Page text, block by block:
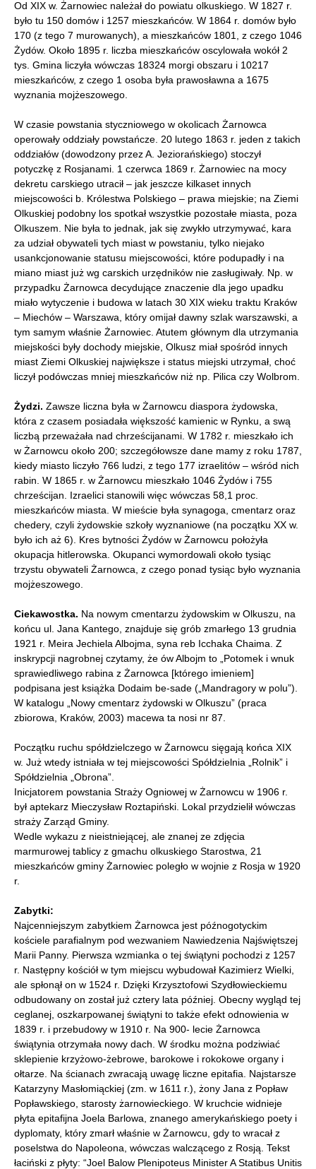
Od XIX w. Żarnowiec należał do powiatu olkuskiego. W 1827 r.
było tu 150 domów i 1257 mieszkańców. W 1864 r. domów było
170 (z tego 7 murowanych), a mieszkańców 1801, z czego 1046
Żydów. Około 1895 r. liczba mieszkańców oscylowała wokół 2
tys. Gmina liczyła wówczas 18324 morgi obszaru i 10217
mieszkańców, z czego 1 osoba była prawosławna a 1675
wyznania mojżeszowego.
W czasie powstania styczniowego w okolicach Żarnowca
operowały oddziały powstańcze. 20 lutego 1863 r. jeden z takich
oddziałów (dowodzony przez A. Jeziorańskiego) stoczył
potyczkę z Rosjanami. 1 czerwca 1869 r. Żarnowiec na mocy
dekretu carskiego utracił – jak jeszcze kilkaset innych
miejscowości b. Królestwa Polskiego – prawa miejskie; na Ziemi
Olkuskiej podobny los spotkał wszystkie pozostałe miasta, poza
Olkuszem. Nie była to jednak, jak się zwykło utrzymywać, kara
za udział obywateli tych miast w powstaniu, tylko niejako
usankcjonowanie statusu miejscowości, które podupadły i na
miano miast już wg carskich urzędników nie zasługiwały. Np. w
przypadku Żarnowca decydujące znaczenie dla jego upadku
miało wytyczenie i budowa w latach 30 XIX wieku traktu Kraków
– Miechów – Warszawa, który omijał dawny szlak warszawski, a
tym samym właśnie Żarnowiec. Atutem głównym dla utrzymania
miejskości były dochody miejskie, Olkusz miał spośród innych
miast Ziemi Olkuskiej największe i status miejski utrzymał, choć
liczył podówczas mniej mieszkańców niż np. Pilica czy Wolbrom.
Żydzi. Zawsze liczna była w Żarnowcu diaspora żydowska,
która z czasem posiadała większość kamienic w Rynku, a swą
liczbą przeważała nad chrześcijanami. W 1782 r. mieszkało ich
w Żarnowcu około 200; szczegółowsze dane mamy z roku 1787,
kiedy miasto liczyło 766 ludzi, z tego 177 izraelitów – wśród nich
rabin. W 1865 r. w Żarnowcu mieszkało 1046 Żydów i 755
chrześcijan. Izraelici stanowili więc wówczas 58,1 proc.
mieszkańców miasta. W mieście była synagoga, cmentarz oraz
chedery, czyli żydowskie szkoły wyznaniowe (na początku XX w.
było ich aż 6). Kres bytności Żydów w Żarnowcu położyła
okupacja hitlerowska. Okupanci wymordowali około tysiąc
trzystu obywateli Żarnowca, z czego ponad tysiąc było wyznania
mojżeszowego.
Ciekawostka. Na nowym cmentarzu żydowskim w Olkuszu, na
końcu ul. Jana Kantego, znajduje się grób zmarłego 13 grudnia
1921 r. Meira Jechiela Albojma, syna reb Icchaka Chaima. Z
inskrypcji nagrobnej czytamy, że ów Albojm to „Potomek i wnuk
sprawiedliwego rabina z Żarnowca [którego imieniem]
podpisana jest książka Dodaim be-sade („Mandragory w polu”).
W katalogu „Nowy cmentarz żydowski w Olkuszu” (praca
zbiorowa, Kraków, 2003) macewa ta nosi nr 87.
Początku ruchu spółdzielczego w Żarnowcu sięgają końca XIX
w. Już wtedy istniała w tej miejscowości Spółdzielnia „Rolnik” i
Spółdzielnia „Obrona”.
Inicjatorem powstania Straży Ogniowej w Żarnowcu w 1906 r.
był aptekarz Mieczysław Roztapiński. Lokal przydzielił wówczas
straży Zarząd Gminy.
Wedle wykazu z nieistniejącej, ale znanej ze zdjęcia
marmurowej tablicy z gmachu olkuskiego Starostwa, 21
mieszkańców gminy Żarnowiec poległo w wojnie z Rosja w 1920
r.
Zabytki:
Najcenniejszym zabytkiem Żarnowca jest późnogotyckim
kościele parafialnym pod wezwaniem Nawiedzenia Najświętszej
Marii Panny. Pierwsza wzmianka o tej świątyni pochodzi z 1257
r. Następny kościół w tym miejscu wybudował Kazimierz Wielki,
ale spłonął on w 1524 r. Dzięki Krzysztofowi Szydłowieckiemu
odbudowany on został już cztery lata później. Obecny wygląd tej
ceglanej, oszkarpowanej świątyni to także efekt odnowienia w
1839 r. i przebudowy w 1910 r. Na 900- lecie Żarnowca
świątynia otrzymała nowy dach. W środku można podziwiać
sklepienie krzyżowo-żebrowe, barokowe i rokokowe organy i
ołtarze. Na ścianach zwracają uwagę liczne epitafia. Najstarsze
Katarzyny Masłomiąckiej (zm. w 1611 r.), żony Jana z Popław
Popławskiego, starosty żarnowieckiego. W kruchcie widnieje
płyta epitafijna Joela Barlowa, znanego amerykańskiego poety i
dyplomaty, który zmarł właśnie w Żarnowcu, gdy to wracał z
poselstwa do Napoleona, wówczas walczącego z Rosją. Tekst
łaciński z płyty: “Joel Balow Plenipoteus Minister A Statibus Unitis